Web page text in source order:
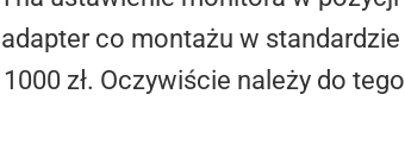
co montażu w standardzie
zł. Oczywiście należy do tego